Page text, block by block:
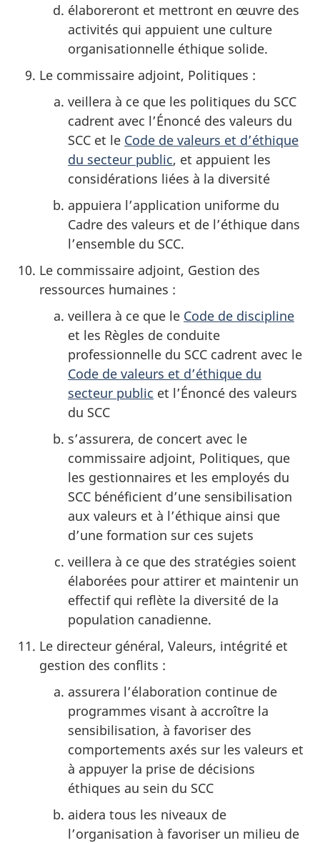
élaboreront et mettront en œuvre des
activités qui appuient une culture
organisationnelle éthique solide.
Le commissaire adjoint, Politiques :
veillera à ce que les politiques du SCC
cadrent avec l’Énoncé des valeurs du
SCC et le Code de valeurs et d’éthique
du secteur public, et appuient les
considérations liées à la diversité
appuiera l’application uniforme du
Cadre des valeurs et de l’éthique dans
l’ensemble du SCC.
Le commissaire adjoint, Gestion des
ressources humaines :
veillera à ce que le Code de discipline
et les Règles de conduite
professionnelle du SCC cadrent avec le
Code de valeurs et d’éthique du
secteur public et l’Énoncé des valeurs
du SCC
s’assurera, de concert avec le
commissaire adjoint, Politiques, que
les gestionnaires et les employés du
SCC bénéficient d’une sensibilisation
aux valeurs et à l’éthique ainsi que
d’une formation sur ces sujets
veillera à ce que des stratégies soient
élaborées pour attirer et maintenir un
effectif qui reflète la diversité de la
population canadienne.
Le directeur général, Valeurs, intégrité et
gestion des conflits :
assurera l’élaboration continue de
programmes visant à accroître la
sensibilisation, à favoriser des
comportements axés sur les valeurs et
à appuyer la prise de décisions
éthiques au sein du SCC
aidera tous les niveaux de
l’organisation à favoriser un milieu de